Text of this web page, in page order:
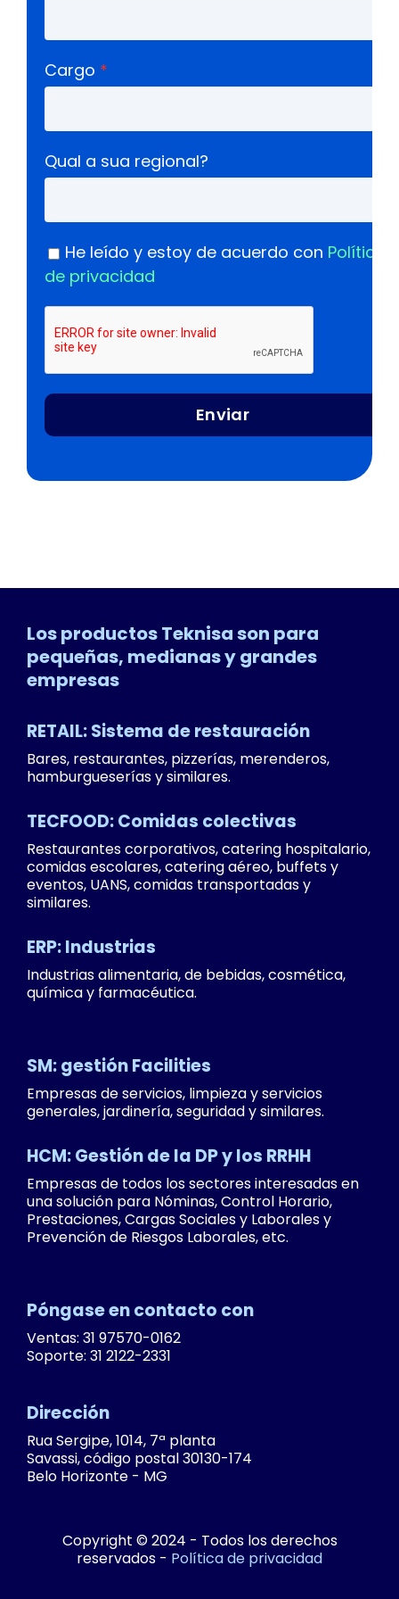
Cargo
Qual a sua regional?
He leído y estoy de acuerdo con Política
de privacidad
Enviar
Los productos Teknisa son para
pequeñas, medianas y grandes
empresas
RETAIL: Sistema de restauración
Bares, restaurantes, pizzerías, merenderos,
hamburgueserías y similares.
TECFOOD: Comidas colectivas
Restaurantes corporativos, catering hospitalario,
comidas escolares, catering aéreo, buffets y
eventos, UANS, comidas transportadas y
similares.
ERP: Industrias
Industrias alimentaria, de bebidas, cosmética,
química y farmacéutica.
SM: gestión Facilities
Empresas de servicios, limpieza y servicios
generales, jardinería, seguridad y similares.
HCM: Gestión de la DP y los RRHH
Empresas de todos los sectores interesadas en
una solución para Nóminas, Control Horario,
Prestaciones, Cargas Sociales y Laborales y
Prevención de Riesgos Laborales, etc.
Póngase en contacto con
Ventas: 31 97570-0162
Soporte: 31 2122-2331
Dirección
Rua Sergipe, 1014, 7ª planta
Savassi, código postal 30130-174
Belo Horizonte - MG
Copyright © 2024 - Todos los derechos
reservados - Política de privacidad